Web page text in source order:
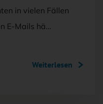
in vielen Fällen
E-Mails hä…
Weiterlesen